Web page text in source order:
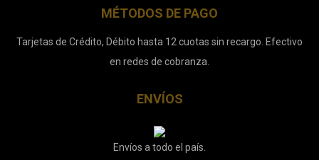
MÉTODOS DE PAGO
Tarjetas de Crédito, Débito hasta 12 cuotas sin recargo. Efectivo
en redes de cobranza.
ENVÍOS
Envíos a todo el país.